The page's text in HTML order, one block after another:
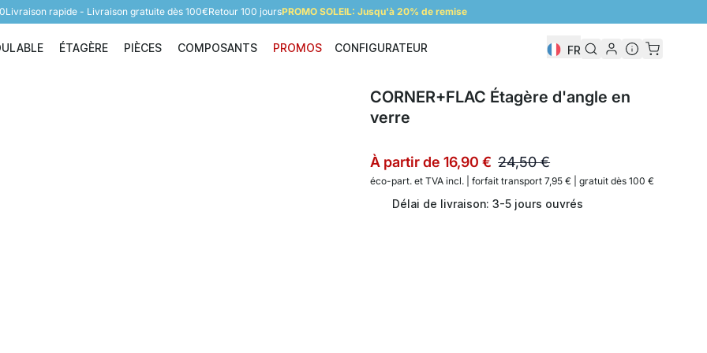
Livraison rapide - Livraison gratuite dès 100€Retour 100 joursPROMO SOLEIL: Jusqu'à 20% de remise
Étagère modulable
ÉTAGÈRE
Étagère
PIÈCES
Pièces
COMPOSANTS
Composants
PROMOS CONFIGURATEUR FR
CORNER+FLAC Étagère d'angle en
verre
À partir de16,90 € 24,50 €
éco-part. etTVA incl. | forfait transport 7,95 € | gratuit dès 100 €
Délai de livraison: 3-5 jours ouvrés